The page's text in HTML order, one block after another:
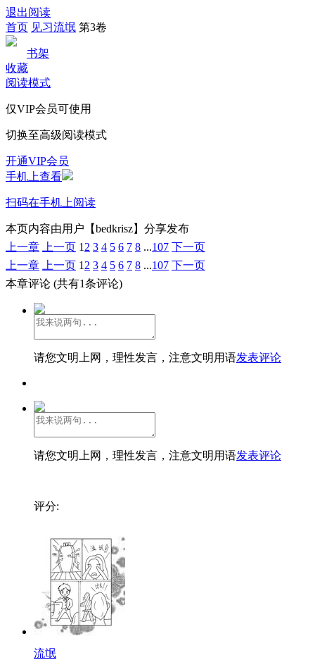
退出阅读
首页 见习流氓 第3卷
书架
收藏
阅读模式
仅VIP会员可使用
切换至高级阅读模式
开通VIP会员
手机上查看
扫码在手机上阅读
本页内容由用户【bedkrisz】分享发布
上一章
上一页 1 2 3 4 5 6 7 8 ...107 下一页
上一章
上一页 1 2 3 4 5 6 7 8 ...107 下一页
本章评论 (共有1条评论)
请您文明上网，理性发言，注意文明用语发表评论
请您文明上网，理性发言，注意文明用语发表评论
评分:
流氓